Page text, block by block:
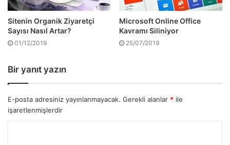
Sitenin Organik Ziyaretçi
Sayısı Nasıl Artar?
01/12/2019
Microsoft Online Office
Kavramı Siliniyor
25/07/2019
Bir yanıt yazın
E-posta adresiniz yayınlanmayacak. Gerekli alanlar * ile
işaretlenmişlerdir